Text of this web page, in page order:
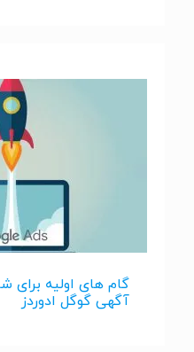
گام های اولیه برای
آگهی گوگل ادوردز